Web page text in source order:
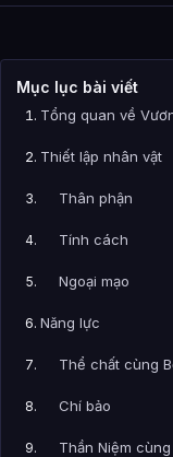
Mục lục bài viết
Tổng quan về
Thiết lập nhân vật
Thân phận
Tính cách
Ngoại mạo
Năng lực
Thể chất cùng
Chí bảo
Thần Niệm